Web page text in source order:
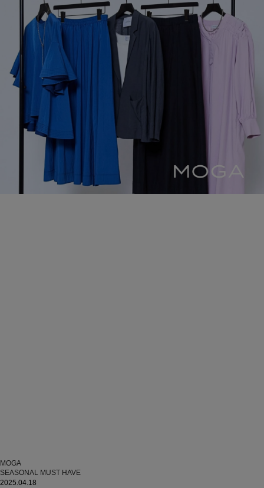
MOGA
SEASONAL MUST HAVE
2025.04.18